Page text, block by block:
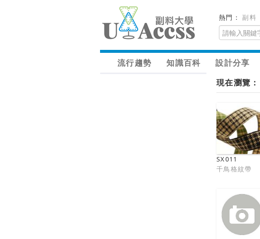
熱門：副料
流行趨勢 知識百科 設計分享
現在瀏覽：
SX011
千鳥格紋帶